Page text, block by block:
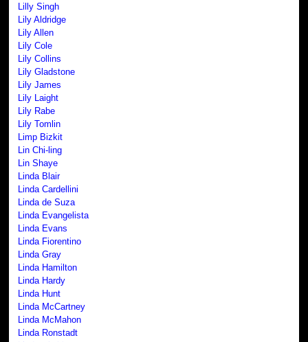
Lilly Singh
Lily Aldridge
Lily Allen
Lily Cole
Lily Collins
Lily Gladstone
Lily James
Lily Laight
Lily Rabe
Lily Tomlin
Limp Bizkit
Lin Chi-ling
Lin Shaye
Linda Blair
Linda Cardellini
Linda de Suza
Linda Evangelista
Linda Evans
Linda Fiorentino
Linda Gray
Linda Hamilton
Linda Hardy
Linda Hunt
Linda McCartney
Linda McMahon
Linda Ronstadt